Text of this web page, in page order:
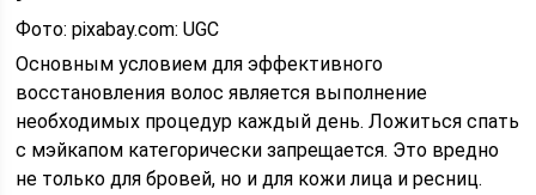
Фото: pixabay.com: UGC
Основным условием для эффективного
восстановления волос является выполнение
необходимых процедур каждый день. Ложиться спать
с мэйкапом категорически запрещается. Это вредно
не только для бровей, но и для кожи лица и ресниц.